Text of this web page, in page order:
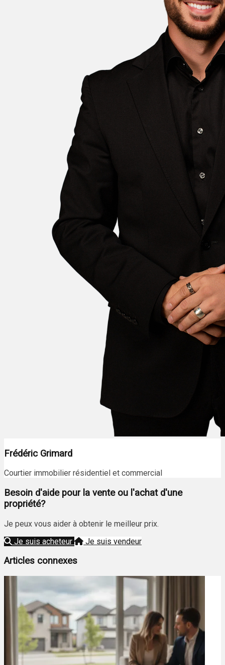
Frédéric Grimard
Courtier immobilier résidentiel et commercial
Besoin d'aide pour la vente ou l'achat d'une
propriété?
Je peux vous aider à obtenir le meilleur prix.
Je suis acheteur
Je suis vendeur
Articles connexes